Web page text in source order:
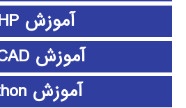
آموزش PHP
آموزش PSCAD
آموزش python